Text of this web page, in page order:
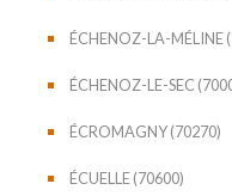
ÉCHENOZ-LA-MÉLINE
ÉCHENOZ-LE-SEC
ÉCROMAGNY (70270)
ÉCUELLE (70600)